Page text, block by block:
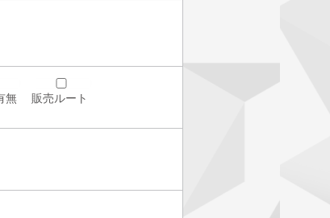
無 販売ルート